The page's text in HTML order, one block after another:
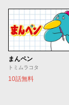
まんペン
トミムラコタ
10話無料